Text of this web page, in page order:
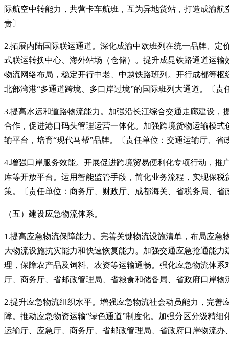
际航空中转能力，共营卡车航班，互为异地货站，打造成渝
责〕
2.拓展内陆国际联运通道。深化成渝中欧班列在统一品牌、
式联运转换中心、海外站场（仓储）。提升成昆铁路通道运
物流网络布局，稳定开行中老、中越铁路班列。开行成都等
北部湾港“多通道跨境、多口岸过境”的国际班列大通道。〔
3.提高水运和道路物流能力。加强沿长江综合交通走廊建设
合作，促进港口码头管理运营一体化。加强跨境货物运输模
输平台，培育“现代马帮”品牌。〔责任单位：交通运输厅、省
4.增强口岸服务效能。开展促进跨境贸易便利化专项行动，推
库等开放平台。运用智能监管手段，简化业务流程，实现保
策。〔责任单位：商务厅、财政厅、成都海关、省税务局、
（五）建设应急物流体系。
1.提高应急物流保障能力。完善关键物流设施清单，布局应
大物流设施抗灾能力和快速恢复能力。加强交通应急抢通能
理，保障农产品及饲料、农资等运输通畅。强化应急物流体
厅、商务厅、省邮政管理局、省粮食和储备局、省政府口岸物
2.提升应急物流组织水平。增强应急物流社会动员能力，完
障。推动应急物资运输“绿色通道”制度化。加强分区分级精
运输厅、应急厅、商务厅、省邮政管理局、省政府口岸物流